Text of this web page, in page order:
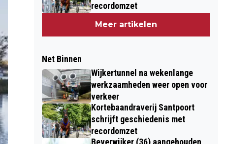
recordomzet
Meer artikelen
Net Binnen
Wijkertunnel na wekenlange
werkzaamheden weer open voor
verkeer
Kortebaandraverij Santpoort
schrijft geschiedenis met
recordomzet
Beverwijker (36) aangehouden